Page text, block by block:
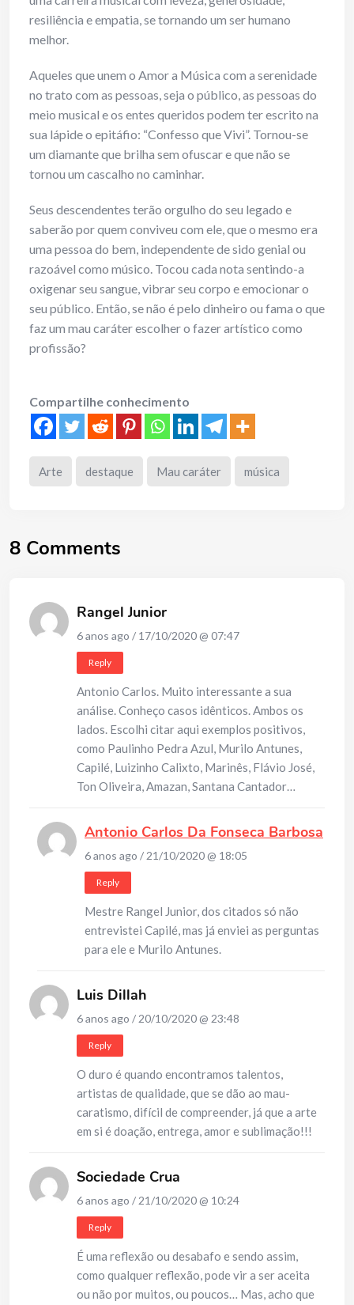
resiliência e empatia, se tornando um ser humano
melhor.
Aqueles que unem o Amor a Música com a serenidade
no trato com as pessoas, seja o público, as pessoas do
meio musical e os entes queridos podem ter escrito na
sua lápide o epitáfio: “Confesso que Vivi”. Tornou-se
um diamante que brilha sem ofuscar e que não se
tornou um cascalho no caminhar.
Seus descendentes terão orgulho do seu legado e
saberão por quem conviveu com ele, que o mesmo era
uma pessoa do bem, independente de sido genial ou
razoável como músico. Tocou cada nota sentindo-a
oxigenar seu sangue, vibrar seu corpo e emocionar o
seu público. Então, se não é pelo dinheiro ou fama o que
faz um mau caráter escolher o fazer artístico como
profissão?
Compartilhe conhecimento
Arte destaque Mau caráter música
8 Comments
Rangel Junior
6 anos ago / 17/10/2020 @ 07:47
Reply
Antonio Carlos. Muito interessante a sua
análise. Conheço casos idênticos. Ambos os
lados. Escolhi citar aqui exemplos positivos,
como Paulinho Pedra Azul, Murilo Antunes,
Capilé, Luizinho Calixto, Marinês, Flávio José,
Ton Oliveira, Amazan, Santana Cantador…
Antonio Carlos Da Fonseca Barbosa
6 anos ago / 21/10/2020 @ 18:05
Reply
Mestre Rangel Junior, dos citados só não
entrevistei Capilé, mas já enviei as perguntas
para ele e Murilo Antunes.
Luis Dillah
6 anos ago / 20/10/2020 @ 23:48
Reply
O duro é quando encontramos talentos,
artistas de qualidade, que se dão ao mau-
caratismo, difícil de compreender, já que a arte
em si é doação, entrega, amor e sublimação!!!
Sociedade Crua
6 anos ago / 21/10/2020 @ 10:24
Reply
É uma reflexão ou desabafo e sendo assim,
como qualquer reflexão, pode vir a ser aceita
ou não por muitos, ou poucos… Mas, acho que